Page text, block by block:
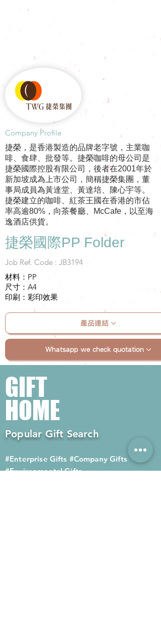
​Company Profile
捷榮，是香港製造的品牌老字號，主業咖
啡、食肆、批發等。捷榮咖啡的母公司是
捷榮國際控股有限公司，後者在2001年於
新加坡成為上市公司，簡稱捷榮集團，董
事局成員為黃達堂、黃達培、陳心宇等。
捷榮建立的咖啡、紅茶王國在香港的市佔
率高逾80%，向茶餐廳、McCafe，以至海
逸酒店供貨。
捷榮國際PP Folder
Job Ref. Code : JB3194
材料：PP
尺寸：A4
印刷：彩印效果
產品連結
Whatsapp we check quotation
GIFT
HOME
Popular Gift Search
#Enterprise Gifts #Company Gifts
#Environmental Gifts